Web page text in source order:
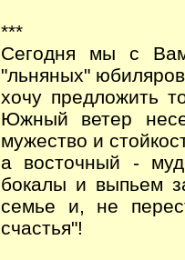
***
Сегодня мы с
"льняных"
хочу предложить
Южный ветер
мужество и
а восточный -
бокалы и выпьем
семье и, не
счастья"!